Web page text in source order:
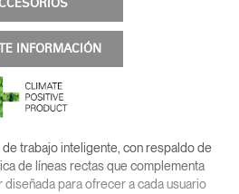
INFORMACIÓN
de trabajo inteligente, con respaldo de
de líneas rectas que complementa
para ofrecer a cada usuario